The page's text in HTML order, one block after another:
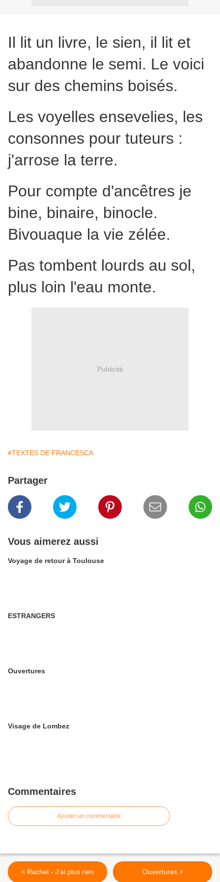
Il lit un livre, le sien, il lit et
abandonne le semi. Le voici
sur des chemins boisés.
Les voyelles ensevelies, les
consonnes pour tuteurs :
j'arrose la terre.
Pour compte d'ancêtres je
bine, binaire, binocle.
Bivouaque la vie zélée.
Pas tombent lourds au sol,
plus loin l'eau monte.
Publicité
#TEXTES DE FRANCESCA
Partager
Vous aimerez aussi
Voyage de retour à Toulouse
ESTRANGERS
Ouvertures
Visage de Lombez
Commentaires
Ajouter un commentaire
< Rachel - J'ai plus rien Ouvertures >